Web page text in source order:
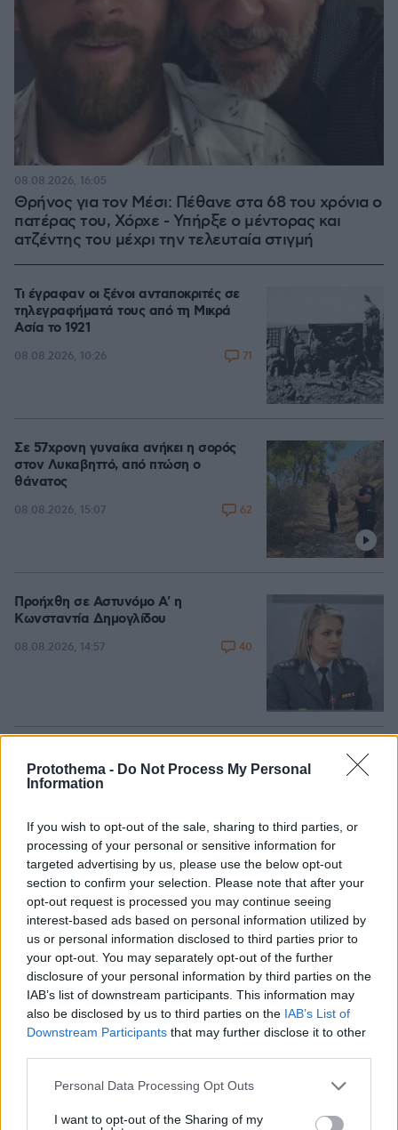
Protothema - Do Not Process My Personal
Information
If you wish to opt-out of the sale, sharing to third parties, or
processing of your personal or sensitive information for
targeted advertising by us, please use the below opt-out
section to confirm your selection. Please note that after your
opt-out request is processed you may continue seeing
interest-based ads based on personal information utilized by
us or personal information disclosed to third parties prior to
your opt-out. You may separately opt-out of the further
disclosure of your personal information by third parties on the
IAB’s list of downstream participants. This information may
also be disclosed by us to third parties on the IAB’s List of
Downstream Participants that may further disclose it to other
Please note that this website/app uses one or more Google
not limited to your visit or usage behaviour. You may click to
Personal Data Processing Opt Outs
I want to opt-out of the Sharing of my
Θρήνος για τον Μέσι: Πέθανε στα 68 του χρόνια ο
πατέρας του, Χόρχε - Υπήρξε ο μέντορας και
ατζέντης του μέχρι την τελευταία στιγμή
08.08.2026, 16:05
Τι έγραφαν οι ξένοι ανταποκριτές σε
τηλεγραφήματά τους από τη Μικρά
Ασία το 1921
08.08.2026, 10:26 71
Σε 57χρονη γυναίκα ανήκει η σορός
στον Λυκαβηττό, από πτώση ο
θάνατος
08.08.2026, 15:07 62
Προήχθη σε Αστυνόμο Α' η
Κωνσταντία Δημογλίδου
08.08.2026, 14:57 40
ενώ επιχειρούσε σε μεγάλη δασική
πυρκαγιά στη Γιούτα
Βίντεο: Μεθυσμένη σκότωσε νύφη
λίγες ώρες μετά τον γάμο της και στο
τμήμα ζητούσε κλαίγοντας τον πατέρα
της
08.08.2026, 09:25 118
Μαρία Εκμεκτσίογλου: Ζω καθημερινά
θαύματα, πρώτα είναι ο Θεός και μετά
08.08.2026, 11:48 13